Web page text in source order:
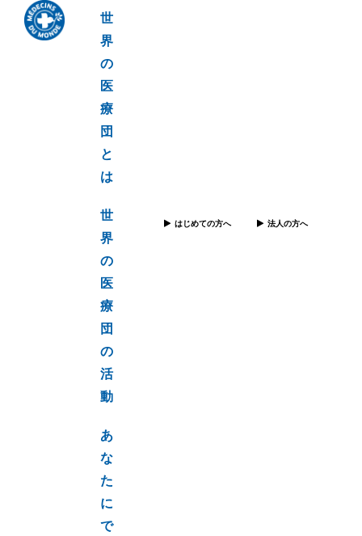
世
界
の
医
療
団
と
は
世
界
の
医
療
団
の
活
動
あ
な
た
に
で
はじめての方へ 法人の方へ